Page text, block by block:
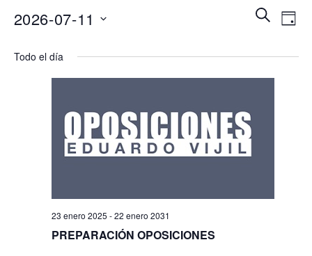
y
BUSCAR
DÍA
2026-07-11
fecha.
Todo el día
23 enero 2025 -22 enero 2031
PREPARACIÓN OPOSICIONES